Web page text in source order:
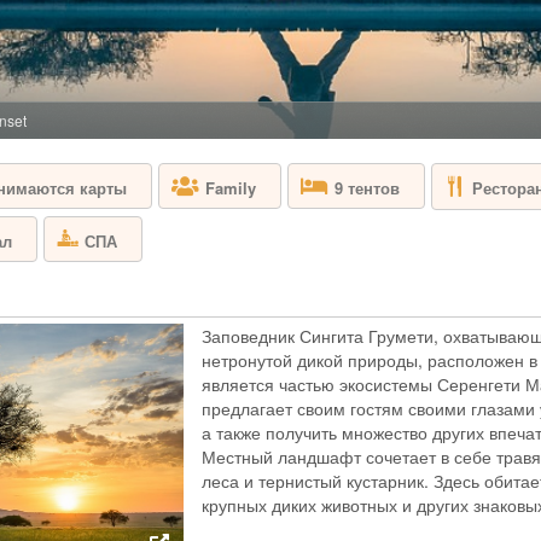
ТАНЗАНИЯ -
Добро
расположен на
наблюдение за
стада
Серенгети, где
лоджей и редко
Singita Explore -
стильных
укрыться от
наслаждайтесь
делаем все
погружались в
SINGITA
карты Family 9 тентов
СПА
Заповедник Сингита Грумети,
нетронутой дикой природы, расположен
является частью экосистемы Серенгети
предлагает своим гостям своими
а также получить множество других
Местный ландшафт сочетает в себе
леса и тернистый кустарник. Здесь
крупных диких животных и других